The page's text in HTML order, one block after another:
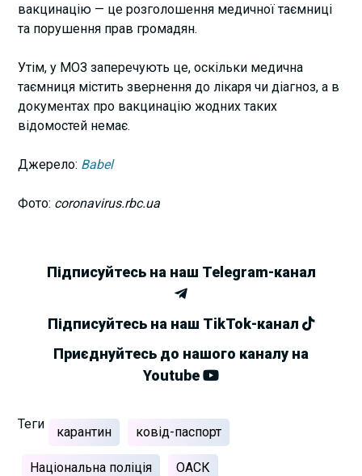
вакцинацію — це розголошення медичної таємниці
та порушення прав громадян.
Утім, у МОЗ заперечують це, оскільки медична
таємниця містить звернення до лікаря чи діагноз, а в
документах про вакцинацію жодних таких
відомостей немає.
Джерело: Babel
Фото: coronavirus.rbc.ua
Підписуйтесь на наш Telegram-канал
Підписуйтесь на наш TikTok-канал
Приєднуйтесь до нашого каналу на
Youtube
Теги
карантин ковід-паспорт
Національна поліція ОАСК